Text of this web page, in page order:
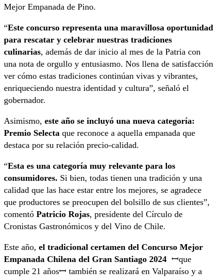
Mejor Empanada de Pino.
“Este concurso representa una maravillosa oportunidad
para rescatar y celebrar nuestras tradiciones
culinarias, además de dar inicio al mes de la Patria con
una nota de orgullo y entusiasmo. Nos llena de satisfacción
ver cómo estas tradiciones continúan vivas y vibrantes,
enriqueciendo nuestra identidad y cultura”, señaló el
gobernador.
Asimismo, este año se incluyó una nueva categoría:
Premio Selecta que reconoce a aquella empanada que
destaca por su relación precio-calidad.
“Esta es una categoría muy relevante para los
consumidores. Si bien, todas tienen una tradición y una
calidad que las hace estar entre los mejores, se agradece
que productores se preocupen del bolsillo de sus clientes”,
comentó Patricio Rojas, presidente del Círculo de
Cronistas Gastronómicos y del Vino de Chile.
Este año, el tradicional certamen del Concurso Mejor
Empanada Chilena del Gran Santiago 2024 ꟷque
cumple 21 añosꟷ también se realizará en Valparaíso y a